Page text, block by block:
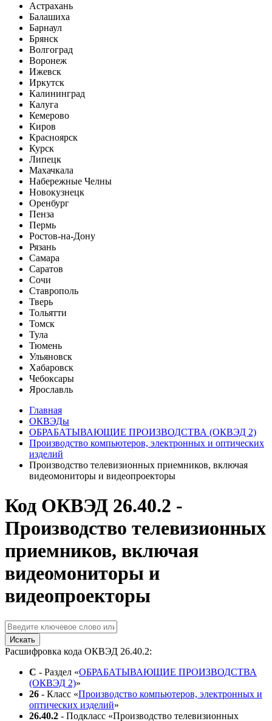
Астрахань
Балашиха
Барнаул
Брянск
Волгоград
Воронеж
Ижевск
Иркутск
Калининград
Калуга
Кемерово
Киров
Красноярск
Курск
Липецк
Махачкала
Набережные Челны
Новокузнецк
Оренбург
Пенза
Пермь
Ростов-на-Дону
Рязань
Самара
Саратов
Сочи
Ставрополь
Тверь
Тольятти
Томск
Тула
Тюмень
Ульяновск
Хабаровск
Чебоксары
Ярославль
Главная
ОКВЭДы
ОБРАБАТЫВАЮЩИЕ ПРОИЗВОДСТВА (ОКВЭД 2)
Производство компьютеров, электронных и оптических
изделий
Производство телевизионных приемников, включая
видеомониторы и видеопроекторы
Код ОКВЭД 26.40.2 -
Производство телевизионных
приемников, включая
видеомониторы и
видеопроекторы
Искать
Расшифровка кода ОКВЭД 26.40.2:
C - Раздел «ОБРАБАТЫВАЮЩИЕ ПРОИЗВОДСТВА
(ОКВЭД 2)»
26 - Класс «Производство компьютеров, электронных и
оптических изделий»
26.40.2 - Подкласс «Производство телевизионных